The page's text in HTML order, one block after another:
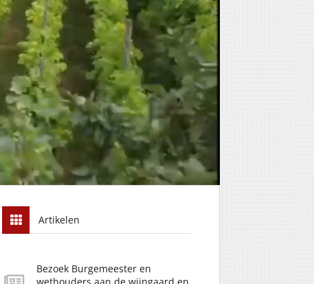
Artikelen
Bezoek Burgemeester en